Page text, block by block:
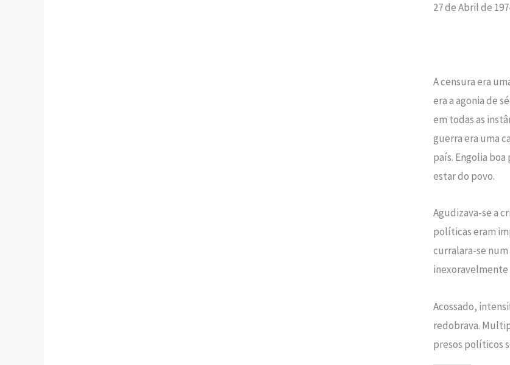
27 de Abril de
A censura era
era a agonia de
em todas as
guerra era uma
país. Engolia
estar do povo.
Agudizava-se a
políticas eram
curralara-se num
inexoravelmente
Acossado,
redobrava.
presos políticos